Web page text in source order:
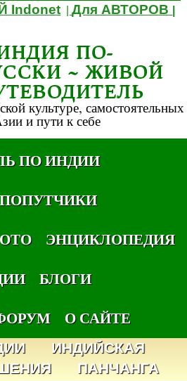
Indonet |Для АВТОРОВ
ПО-
~ ЖИВОЙ
культуре, самостоятельных
и пути к себе
ПО ИНДИИ
ПОПУТЧИКИ
ЭНЦИКЛОПЕДИЯ
БЛОГИ
О САЙТЕ
ИНДИЙСКАЯ
ПАНЧАНГА